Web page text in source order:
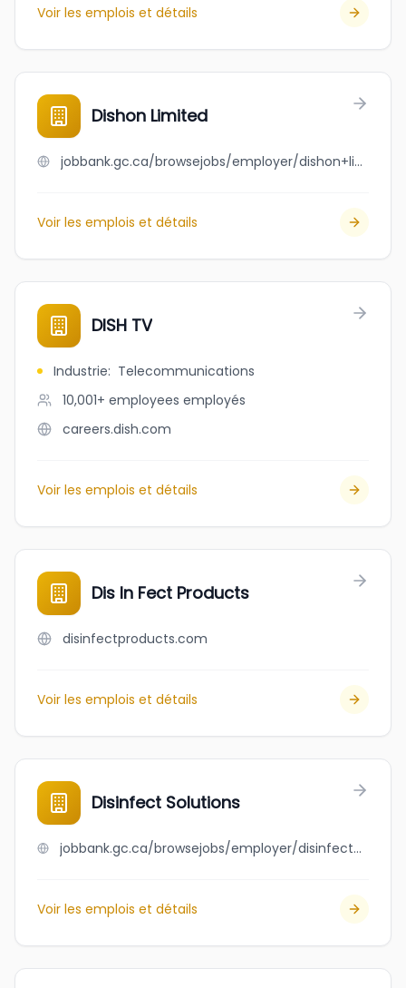
Voir les emplois et détails
Dishon Limited
jobbank.gc.ca/browsejobs/employer/dishon+limited/ca
Voir les emplois et détails
DISH TV
Industrie: Telecommunications
10,001+ employees employés
careers.dish.com
Voir les emplois et détails
Dis In Fect Products
disinfectproducts.com
Voir les emplois et détails
Disinfect Solutions
jobbank.gc.ca/browsejobs/employer/disinfect+solutions/ca
Voir les emplois et détails